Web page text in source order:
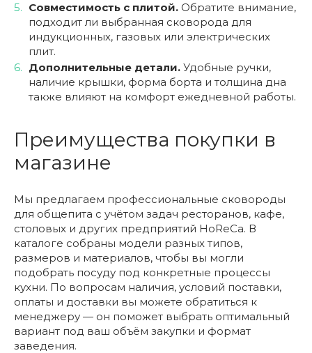
Совместимость с плитой. Обратите внимание,
подходит ли выбранная сковорода для
индукционных, газовых или электрических
плит.
Дополнительные детали. Удобные ручки,
наличие крышки, форма борта и толщина дна
также влияют на комфорт ежедневной работы.
Преимущества покупки в
магазине
Мы предлагаем профессиональные сковороды
для общепита с учётом задач ресторанов, кафе,
столовых и других предприятий HoReCa. В
каталоге собраны модели разных типов,
размеров и материалов, чтобы вы могли
подобрать посуду под конкретные процессы
кухни. По вопросам наличия, условий поставки,
оплаты и доставки вы можете обратиться к
менеджеру — он поможет выбрать оптимальный
вариант под ваш объём закупки и формат
заведения.